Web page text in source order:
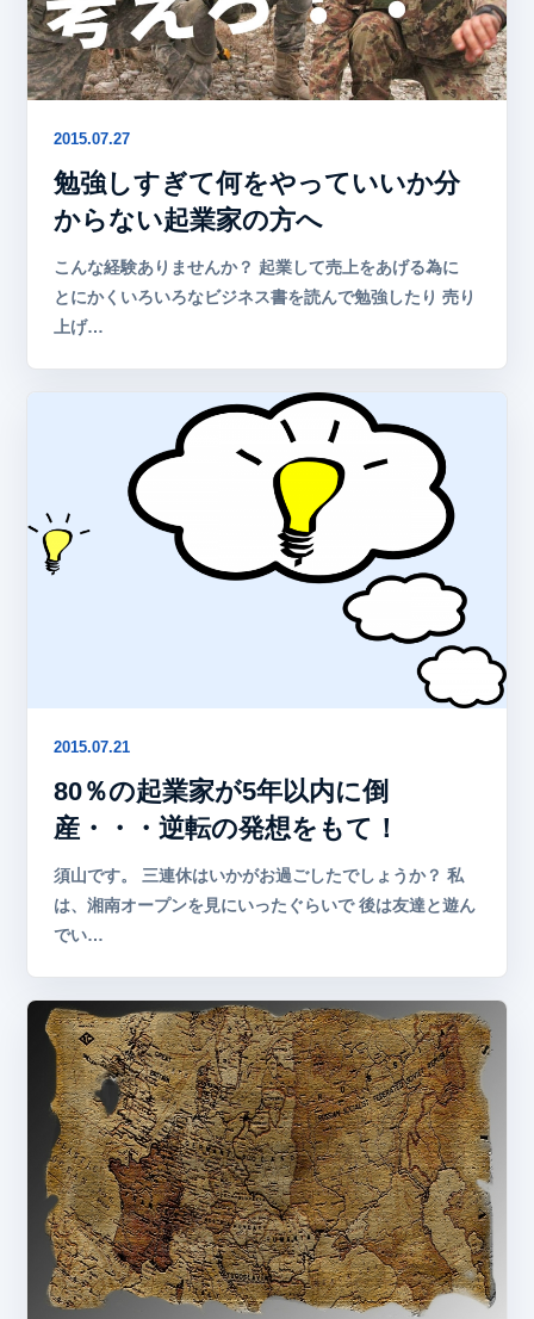
2015.07.27
勉強しすぎて何をやっていいか分
からない起業家の方へ
こんな経験ありませんか？ 起業して売上をあげる為に
とにかくいろいろなビジネス書を読んで勉強したり 売り
上げ…
2015.07.21
80％の起業家が5年以内に倒
産・・・逆転の発想をもて！
須山です。 三連休はいかがお過ごしたでしょうか？ 私
は、湘南オープンを見にいったぐらいで 後は友達と遊ん
でい…